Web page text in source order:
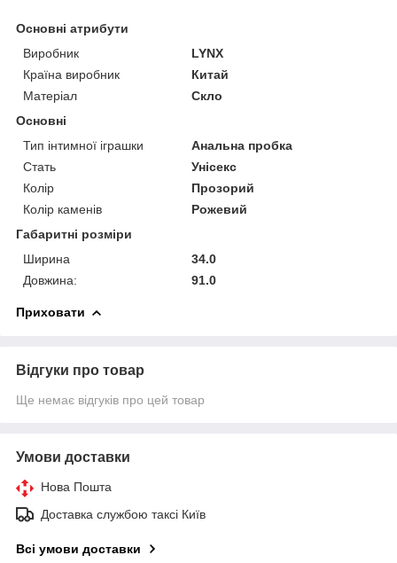
Основні атрибути
Виробник
LYNX
Країна виробник
Китай
Матеріал
Скло
Основні
Тип інтимної іграшки
Анальна пробка
Стать
Унісекс
Колір
Прозорий
Колір каменів
Рожевий
Габаритні розміри
Ширина
34.0
Довжина:
91.0
Приховати
Відгуки про товар
Ще немає відгуків про цей товар
Умови доставки
Нова Пошта
Доставка службою таксі Київ
Всі умови доставки